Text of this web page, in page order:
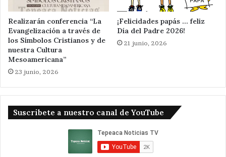
Realizarán conferencia “La
Evangelización a través de
los Símbolos Cristianos y de
nuestra Cultura
Mesoamericana”
23 junio, 2026
¡Felicidades papás … feliz
Día del Padre 2026!
21 junio, 2026
Suscribete a nuestro canal de YouTube